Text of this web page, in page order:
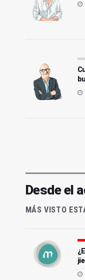
Desde el
MÁS VISTO